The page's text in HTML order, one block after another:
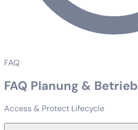
FAQ
FAQ Planung & Betrieb
Access & Protect Lifecycle